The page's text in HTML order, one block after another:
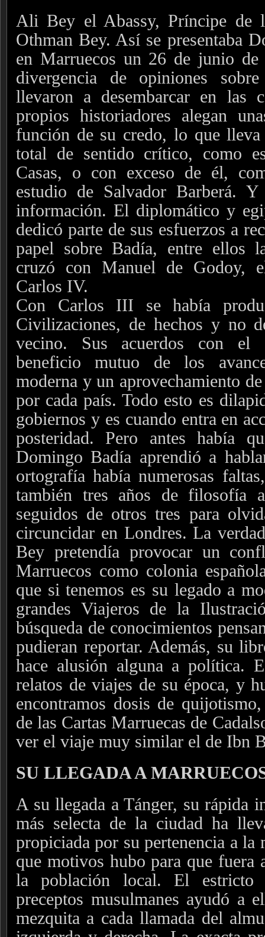
Ali Bey el Abassy, Príncipe de
Othman Bey. Así se presentaba
en Marruecos un 26 de junio
divergencia de opiniones
llevaron a desembarcar en las
propios historiadores alegan
función de su credo, lo que lleva
total de sentido crítico, como
Casas, o con exceso de él,
estudio de Salvador Barberá.
información. El diplomático y
dedicó parte de sus esfuerzos a
papel sobre Badía, entre ellos
cruzó con Manuel de Godoy,
Carlos IV.
Con Carlos III se había
Civilizaciones, de hechos y no
vecino. Sus acuerdos con el
beneficio mutuo de los
moderna y un aprovechamiento
por cada país. Todo esto es
gobiernos y es cuando entra en
posteridad. Pero antes había
Domingo Badía aprendió a
ortografía había numerosas
también tres años de filosofía
seguidos de otros tres para
circuncidar en Londres. La
Bey pretendía provocar un
Marruecos como colonia
que si tenemos es su legado a
grandes Viajeros de la
búsqueda de conocimientos
pudieran reportar. Además, su
hace alusión alguna a política.
relatos de viajes de su época, y
encontramos dosis de
de las Cartas Marruecas de
ver el viaje muy similar el de Ibn
SU LLEGADA A
A su llegada a Tánger, su rápida
más selecta de la ciudad ha
propiciada por su pertenencia a la
que motivos hubo para que fuera
la población local. El estricto
preceptos musulmanes ayudó a
mezquita a cada llamada del